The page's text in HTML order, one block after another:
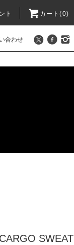
ト カート(0)
合わせ
SWEAT